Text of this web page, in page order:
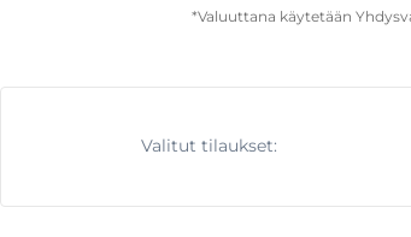
*Valuuttana käytetään
Valitut tilaukset: